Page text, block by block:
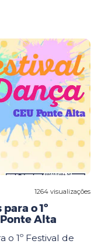
1264 visualizações
o 1º
Alta
o 1º Festival de